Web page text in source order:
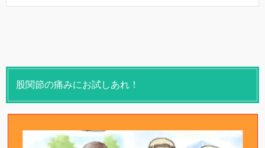
股関節の痛みにお試しあれ！